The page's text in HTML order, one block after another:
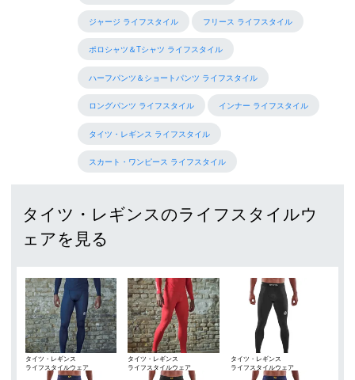
ジャージ ライフスタイル フリース ライフスタイル
ポロシャツ＆Tシャツ ライフスタイル
ハーフパンツ＆ショートパンツ ライフスタイル
ロングパンツ ライフスタイル インナー ライフスタイル
タイツ・レギンス ライフスタイル
スカート・ワンピース ライフスタイル
タイツ・レギンスのライフスタイルウ
ェアを見る
タイツ・レギンス
ライフスタイルウェア
タイツ・レギンス
ライフスタイルウェア
タイツ・レギンス
ライフスタイルウェア